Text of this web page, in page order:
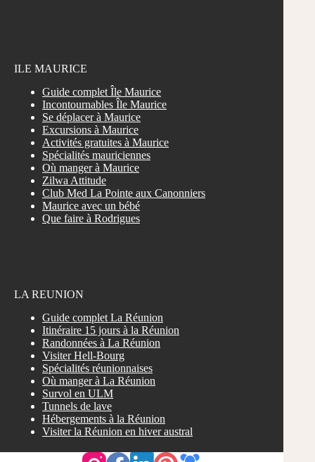
ILE MAURICE
Guide complet Île Maurice
Incontournables Île Maurice
Se déplacer à Maurice
Excursions à Maurice
Activités gratuites à Maurice
Spécialités mauriciennes
Où manger à Maurice
Zilwa Attitude
Club Med La Pointe aux Canonniers
Maurice avec un bébé
Que faire à Rodrigues
LA REUNION
Guide complet La Réunion
Itinéraire 15 jours à la Réunion
Randonnées à La Réunion
Visiter Hell-Bourg
Spécialités réunionnaises
Où manger à La Réunion
Survol en ULM
Tunnels de lave
Hébergements à la Réunion
Visiter la Réunion en hiver austral